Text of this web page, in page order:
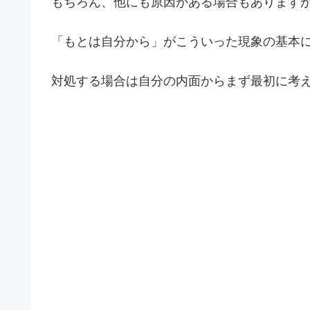
「もとは自分から」がこういった現象の基本
対処する場合は自分の内面からまず最初に考